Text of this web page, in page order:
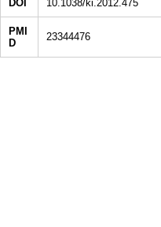
DOI 10.1038/ki.2012.475
PMI
D
23344476